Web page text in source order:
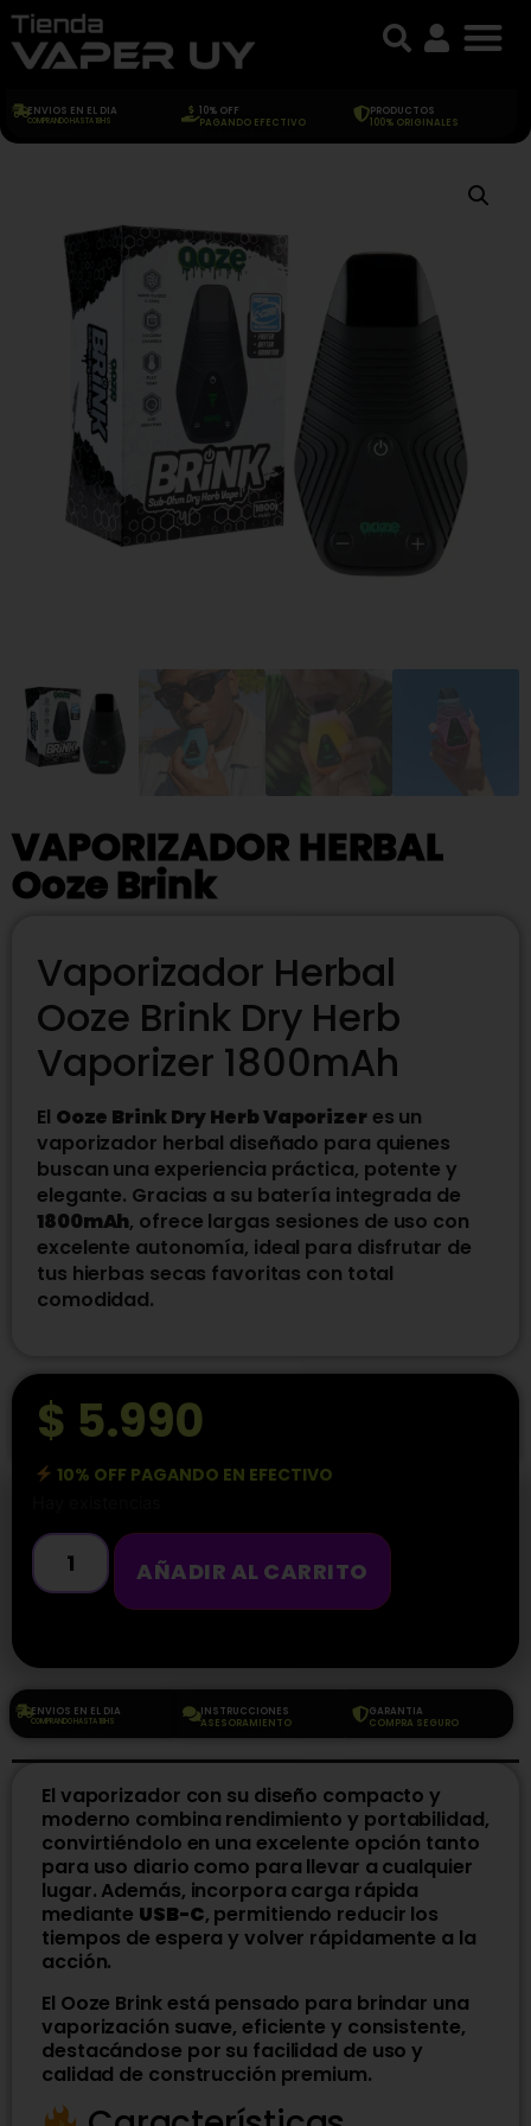
ENVIOS EN EL DIA
COMPRANDO HASTA 18HS
10% OFF
PAGANDO EFECTIVO
PRODUCTOS
100% ORIGINALES
VAPORIZADOR HERBAL
Ooze Brink
Vaporizador Herbal
Ooze Brink Dry Herb
Vaporizer 1800mAh
El Ooze Brink Dry Herb Vaporizer es un
vaporizador herbal diseñado para quienes
buscan una experiencia práctica, potente y
elegante. Gracias a su batería integrada de
1800mAh, ofrece largas sesiones de uso con
excelente autonomía, ideal para disfrutar de
tus hierbas secas favoritas con total
comodidad.
$ 5.990
10% OFF PAGANDO EN EFECTIVO
AÑADIR AL CARRITO
ENVIOS EN EL DIA
COMPRANDO HASTA 18HS
INSTRUCCIONES
ASESORAMIENTO
GARANTIA
COMPRA SEGURO
El vaporizador con su diseño compacto y
moderno combina rendimiento y portabilidad,
convirtiéndolo en una excelente opción tanto
para uso diario como para llevar a cualquier
lugar. Además, incorpora carga rápida
mediante USB-C, permitiendo reducir los
tiempos de espera y volver rápidamente a la
acción.
El Ooze Brink está pensado para brindar una
vaporización suave, eficiente y consistente,
destacándose por su facilidad de uso y
calidad de construcción premium.